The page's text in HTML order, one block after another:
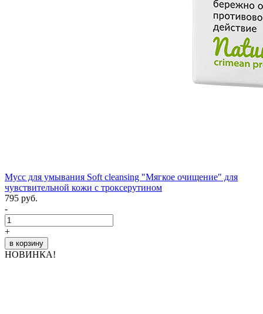
Мусс для умывания Soft cleansing "Мягкое очищение" для
чувствительной кожи с троксерутином
795 руб.
-
+
в корзину
НОВИНКА!